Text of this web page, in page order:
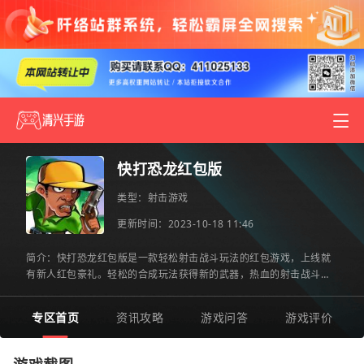
快打恐龙红包版
类型： 射击游戏
更新时间：2023-10-18 11:46
简介：快打恐龙红包版是一款轻松射击战斗玩法的红包游戏，上线就
有新人红包豪礼。轻松的合成玩法获得新的武器，热血的射击战斗战
专区首页 资讯攻略 游戏问答 游戏评价